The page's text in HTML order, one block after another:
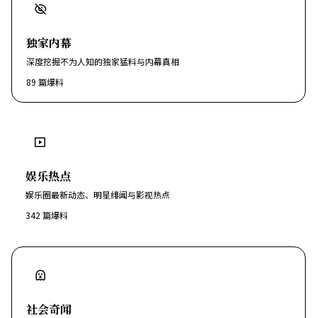
独家内幕
深度挖掘不为人知的独家猛料与内幕真相
89 篇爆料
娱乐热点
娱乐圈最新动态、明星绯闻与影视热点
342 篇爆料
社会奇闻